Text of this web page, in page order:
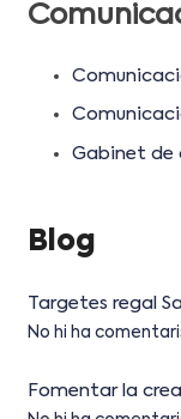
Gabinet de
Blog
Targetes regal
No hi ha
Fomentar la